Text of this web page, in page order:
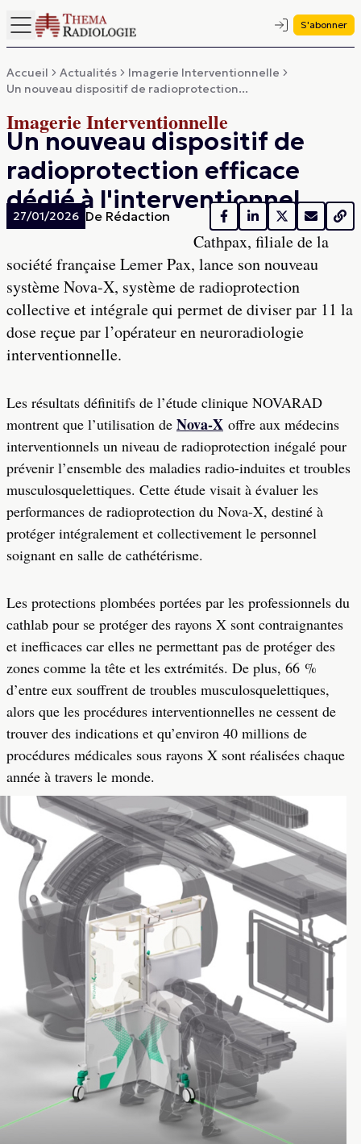
S'abonner
Accueil Actualités
Imagerie Interventionnelle
Un nouveau dispositif de radioprotection...
Imagerie Interventionnelle
Un nouveau dispositif de
radioprotection efficace
dédié à l'interventionnel
27/01/2026 De Rédaction
Cathpax, filiale de la
société française Lemer Pax, lance son nouveau
système Nova-X, système de radioprotection
collective et intégrale qui permet de diviser par 11 la
dose reçue par l’opérateur en neuroradiologie
interventionnelle.
Les résultats définitifs de l’étude clinique NOVARAD
montrent que l’utilisation de Nova-X offre aux médecins
interventionnels un niveau de radioprotection inégalé pour
prévenir l’ensemble des maladies radio-induites et troubles
musculosquelettiques. Cette étude visait à évaluer les
performances de radioprotection du Nova-X, destiné à
protéger intégralement et collectivement le personnel
soignant en salle de cathétérisme.
Les protections plombées portées par les professionnels du
cathlab pour se protéger des rayons X sont contraignantes
et inefficaces car elles ne permettant pas de protéger des
zones comme la tête et les extrémités. De plus, 66 %
d’entre eux souffrent de troubles musculosquelettiques,
alors que les procédures interventionnelles ne cessent de
trouver des indications et qu’environ 40 millions de
procédures médicales sous rayons X sont réalisées chaque
année à travers le monde.